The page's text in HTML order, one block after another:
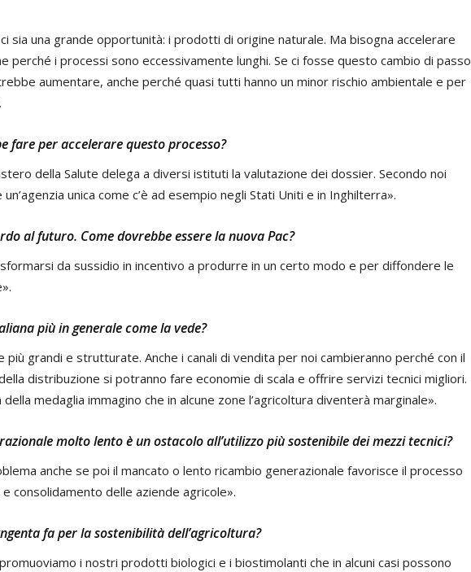
sia una grande opportunità: i prodotti di origine naturale. Ma bisogna accelerare
perché i processi sono eccessivamente lunghi. Se ci fosse questo cambio di passo
aumentare, anche perché quasi tutti hanno un minor rischio ambientale e per
fare per accelerare questo processo?
della Salute delega a diversi istituti la valutazione dei dossier. Secondo noi
unica come c’è ad esempio negli Stati Uniti e in Inghilterra».
al futuro. Come dovrebbe essere la nuova Pac?
da sussidio in incentivo a produrre in un certo modo e per diffondere le
più in generale come la vede?
più grandi e strutturate. Anche i canali di vendita per noi cambieranno perché con il
distribuzione si potranno fare economie di scala e offrire servizi tecnici migliori.
medaglia immagino che in alcune zone l’agricoltura diventerà marginale».
molto lento è un ostacolo all’utilizzo più sostenibile dei mezzi tecnici?
anche se poi il mancato o lento ricambio generazionale favorisce il processo
consolidamento delle aziende agricole».
fa per la sostenibilità dell’agricoltura?
i nostri prodotti biologici e i biostimolanti che in alcuni casi possono